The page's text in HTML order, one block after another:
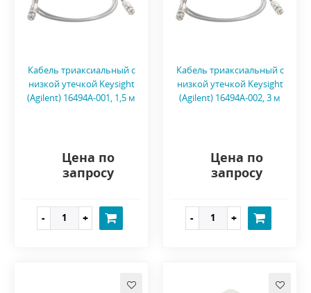
Кабель триаксиальный с
низкой утечкой Keysight
(Agilent) 16494A-001, 1,5 м
Цена по
запросу
Кабель триаксиальный с
низкой утечкой Keysight
(Agilent) 16494A-002, 3 м
Цена по
запросу